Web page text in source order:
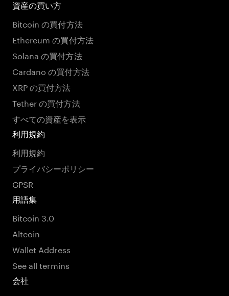
資産の買い方
Bitcoin の買付方法
Ethereum の買付方法
Solana の買付方法
Cardano の買付方法
XRP の買付方法
Tether の買付方法
すべての資産を表示
利用規約
利用規約
プライバシーポリシー
GPSR
用語集
Bitcoin 3.0
Altcoin
Wallet Address
See all termins
会社